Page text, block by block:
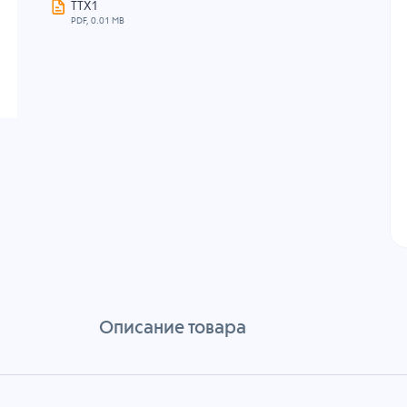
ТТХ1
PDF, 0.01 MB
Описание товара